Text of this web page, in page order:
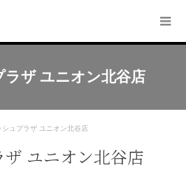
ラザ ユニオン北谷店
シュプラザ ユニオン北谷店
ユニオン北谷店